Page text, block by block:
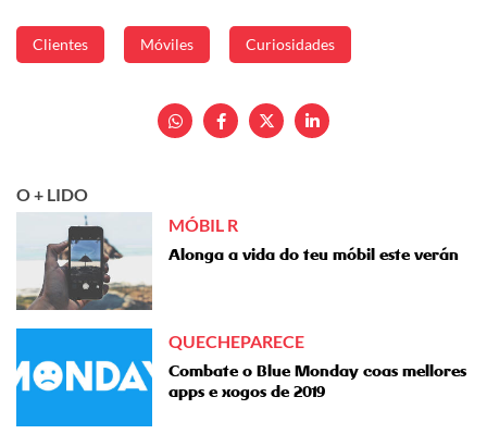
Clientes Móviles Curiosidades
O + LIDO
MÓBIL R
Alonga a vida do teu móbil este verán
QUECHEPARECE
Combate o Blue Monday coas mellores
apps e xogos de 2019